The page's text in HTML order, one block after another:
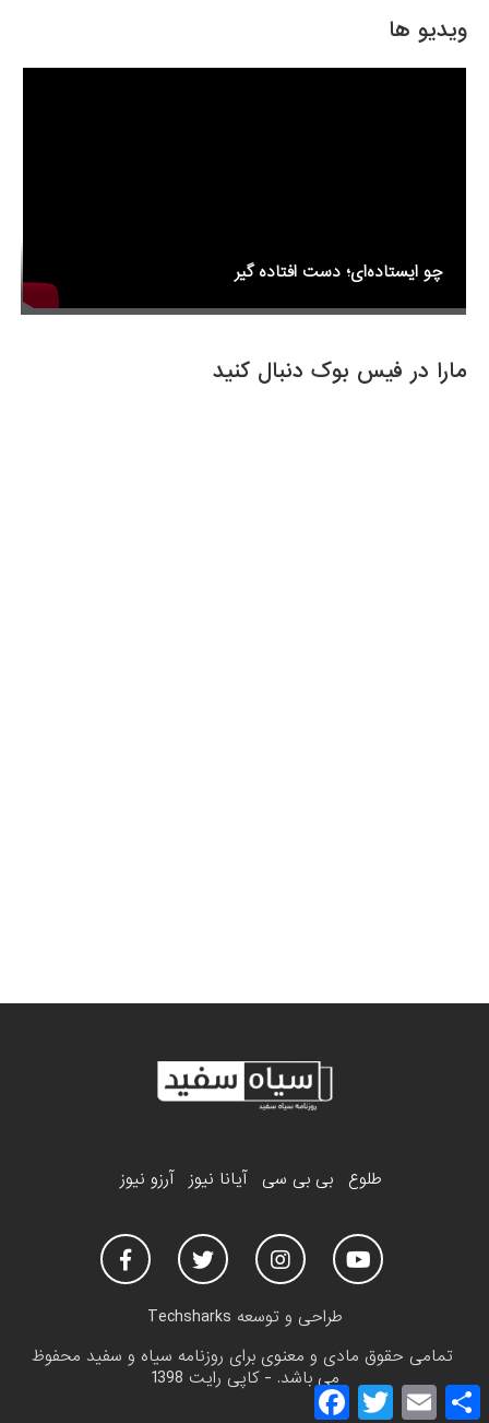
ویدیو ها
چو ایستاده‌ای؛ دست افتاده گیر
مارا در فیس بوک دنبال کنید
o
o
طلوع بی بی سی آیانا نیوز آرزو نیوز
طراحی و توسعه Techsharks
تمامی حقوق مادی و معنوی برای روزنامه سیاه و سفید محفوظ
می باشد. - کاپی رایت 1398
F
T
E